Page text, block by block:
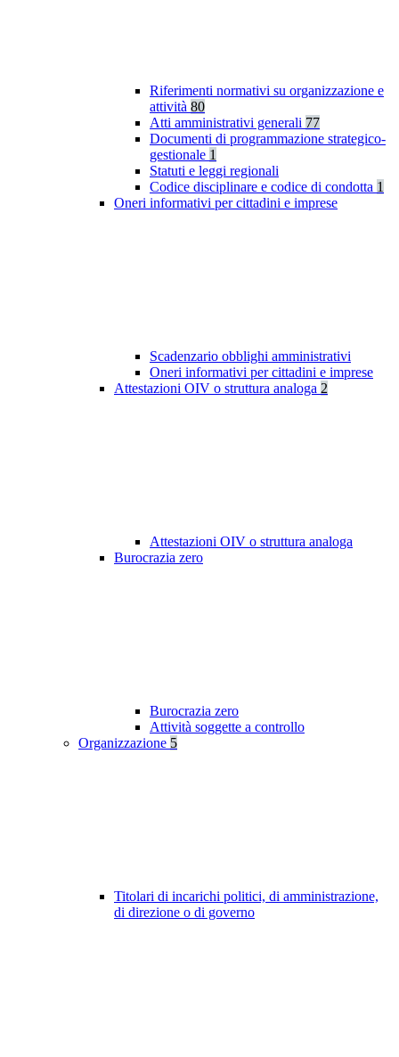
Riferimenti normativi su organizzazione e
attività 80
Atti amministrativi generali 77
Documenti di programmazione strategico-
gestionale 1
Statuti e leggi regionali
Codice disciplinare e codice di condotta 1
Oneri informativi per cittadini e imprese
Scadenzario obblighi amministrativi
Oneri informativi per cittadini e imprese
Attestazioni OIV o struttura analoga 2
Attestazioni OIV o struttura analoga
Burocrazia zero
Burocrazia zero
Attività soggette a controllo
Organizzazione 5
Titolari di incarichi politici, di amministrazione,
di direzione o di governo